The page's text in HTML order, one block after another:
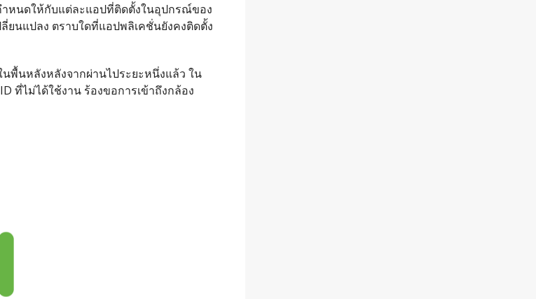
หนดให้กับแต่ละแอปที่ติดตั้งในอุปกรณ์ของ
นแปลง ตราบใดที่แอปพลิเคชั่นยังคงติดตั้ง
นพื้นหลังหลังจากผ่านไประยะหนึ่งแล้ว ใน
ที่ไม่ได้ใช้งาน ร้องขอการเข้าถึงกล้อง